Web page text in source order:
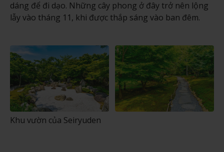
dáng để đi dạo. Những cây phong ở đây trở nên lộng
lẫy vào tháng 11, khi được thắp sáng vào ban đêm.
Khu vườn của Seiryuden